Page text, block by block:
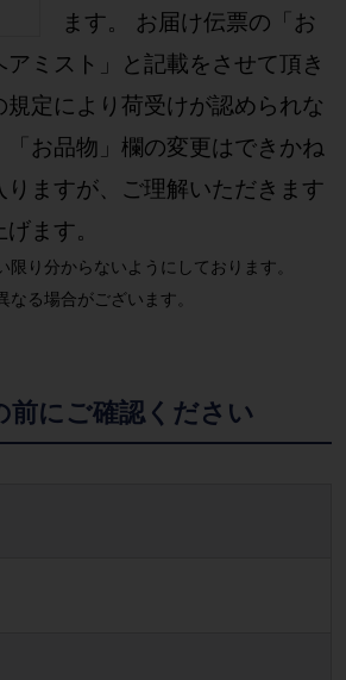
ます。 お届け伝票の「お
ミスト」と記載をさせて頂き
規定により荷受けが認められな
「お品物」欄の変更はできかね
りますが、ご理解いただきます
ます。
り分からないようにしております。
る場合がございます。
前にご確認ください